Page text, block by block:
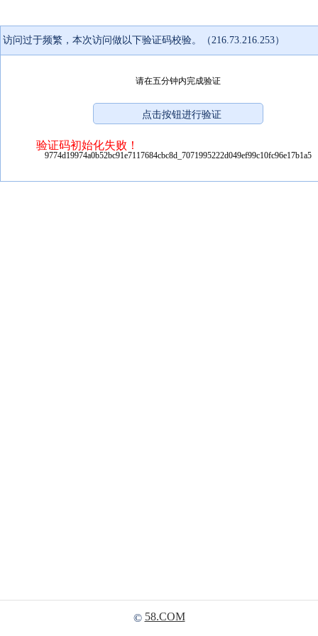
访问过于频繁，本次访问做以下验证码校验。（216.73.216.253）
请在五分钟内完成验证
验证码初始化失败！
9774d19974a0b52bc91e7117684cbc8d_7071995222d049ef99c10fc96e17b1a5
© 58.COM